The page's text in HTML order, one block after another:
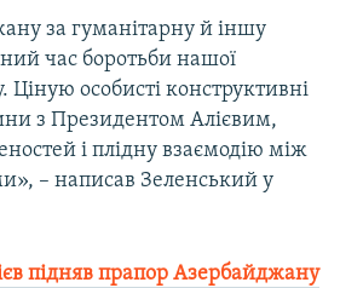
за гуманітарну й іншу
час боротьби нашої
Ціную особисті конструктивні
з Президентом Алієвим,
і плідну взаємодію між
– написав Зеленський у
підняв прапор Азербайджану